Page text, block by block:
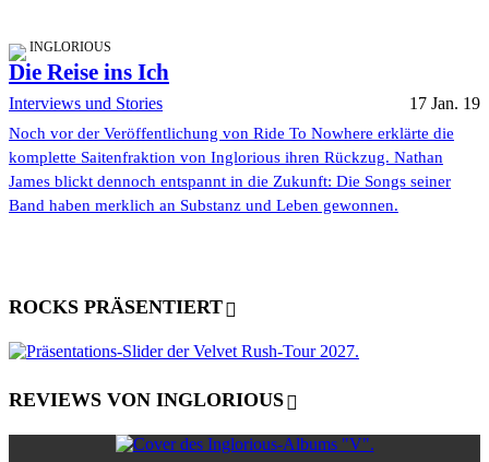
INGLORIOUS
Die Reise ins Ich
Interviews und Stories 17 Jan. 19
Noch vor der Veröffentlichung von Ride To Nowhere erklärte die
komplette Saitenfraktion von Inglorious ihren Rückzug. Nathan
James blickt dennoch entspannt in die Zukunft: Die Songs seiner
Band haben merklich an Substanz und Leben gewonnen.
ROCKS PRÄSENTIERT
REVIEWS VON INGLORIOUS